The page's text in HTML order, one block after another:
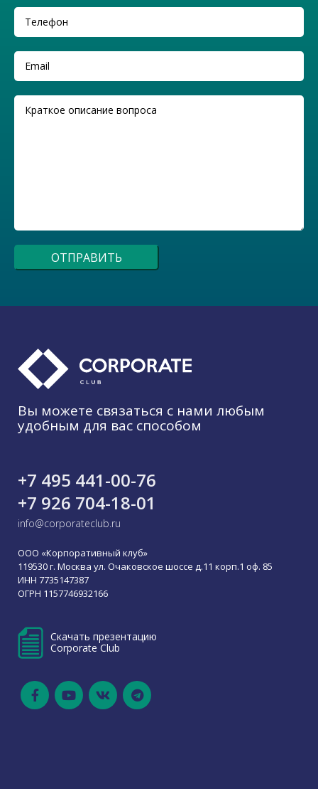
Вы можете связаться с нами любым
удобным для вас способом
+7 495 441-00-76
+7 926 704-18-01
info@corporateclub.ru
ООО «Корпоративный клуб»
119530 г. Москва ул. Очаковское шоссе д.11 корп.1 оф. 85
ИНН 7735147387
ОГРН 1157746932166
Скачать презентацию
Corporate Club